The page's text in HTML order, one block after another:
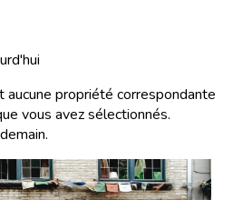
aucune propriété correspondante
vous avez sélectionnés.